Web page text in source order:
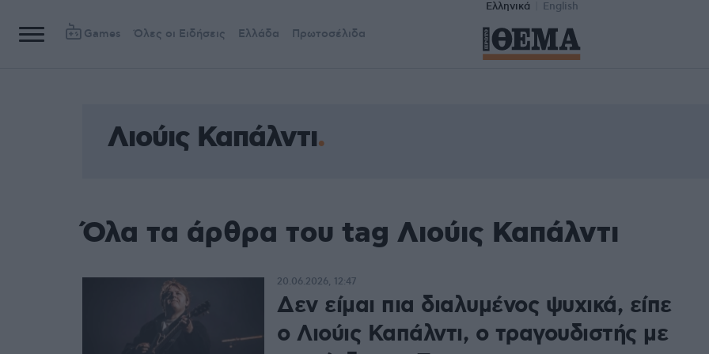
Ελληνικά English
Games Όλες οι Ειδήσεις Ελλάδα Πρωτοσέλιδα
Λιούις Καπάλντι
Όλα τα άρθρα του tag Λιούις Καπάλντι
Δεν είμαι πια διαλυμένος ψυχικά, είπε
ο Λιούις Καπάλντι, ο τραγουδιστής με
20.06.2026, 12:47